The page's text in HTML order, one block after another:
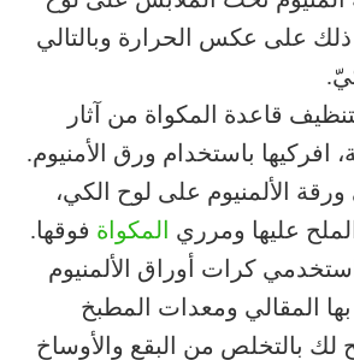
على عكس الحرارة وبالتالي
قاعدة المكواة من آثار
افركيها باستخدام ورق الأمنيوم.
الألمنيوم على لوح الكي،
عليها ومرري المكواة فوقها.
كرات أوراق الألمنيوم
المقالي ومعدات المطبخ
بالتخلص من البقع والأوساخ